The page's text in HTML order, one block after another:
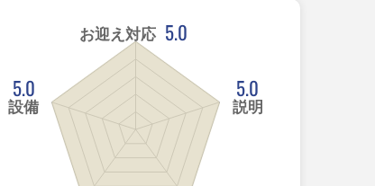
お迎え対応 5.0
5.0
説明
5.0
設備